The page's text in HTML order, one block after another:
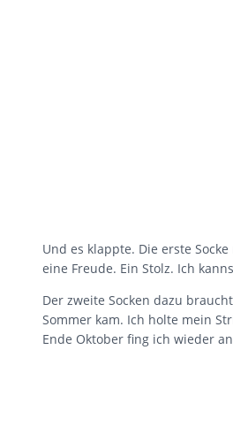
Und es klappte. Die erste
eine Freude. Ein Stolz. Ich
Der zweite Socken dazu
Sommer kam. Ich holte mein
Ende Oktober fing ich wieder